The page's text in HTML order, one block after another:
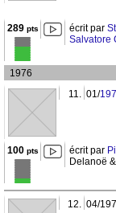
289pts écrit par
Salvatore
1976
11. 01/
100pts écrit par
Delanoë
12. 04/